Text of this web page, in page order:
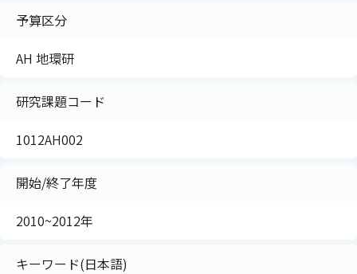
予算区分
AH 地環研
研究課題コード
1012AH002
開始/終了年度
2010~2012年
キーワード(日本語)